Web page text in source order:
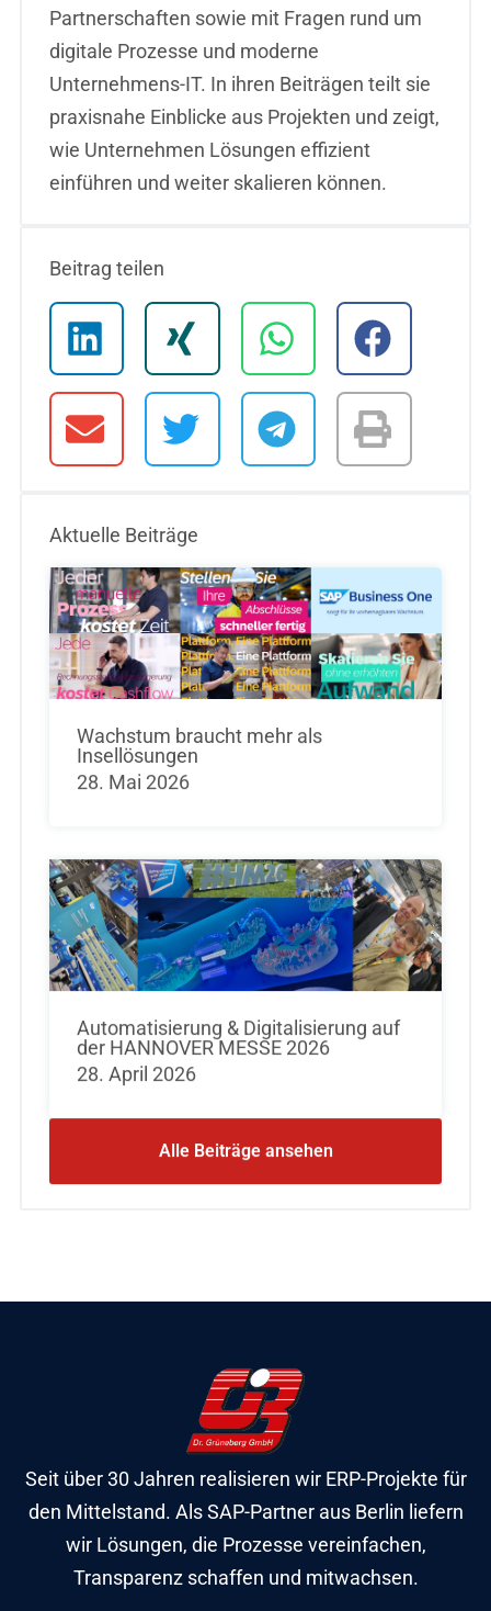
Partnerschaften sowie mit Fragen rund um
digitale Prozesse und moderne
Unternehmens-IT. In ihren Beiträgen teilt sie
praxisnahe Einblicke aus Projekten und zeigt,
wie Unternehmen Lösungen effizient
einführen und weiter skalieren können.
Beitrag teilen
Aktuelle Beiträge
Wachstum braucht mehr als
Insellösungen
28. Mai 2026
Automatisierung & Digitalisierung auf
der HANNOVER MESSE 2026
28. April 2026
Alle Beiträge ansehen
Seit über 30 Jahren realisieren wir ERP-Projekte für
den Mittelstand. Als SAP-Partner aus Berlin liefern
wir Lösungen, die Prozesse vereinfachen,
Transparenz schaffen und mitwachsen.